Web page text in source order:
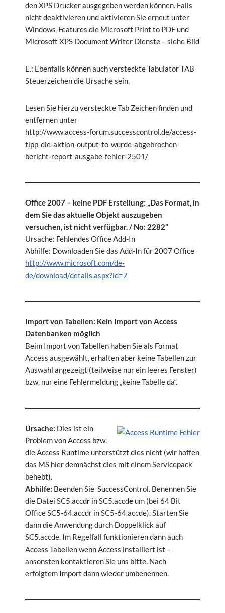
den XPS Drucker ausgegeben werden können. Falls
nicht deaktivieren und aktivieren Sie erneut unter
Windows-Features die Microsoft Print to PDF und
Microsoft XPS Document Writer Dienste – siehe Bild
E.: Ebenfalls können auch versteckte Tabulator TAB
Steuerzeichen die Ursache sein.
Lesen Sie hierzu versteckte Tab Zeichen finden und
entfernen unter
http://www.access-forum.successcontrol.de/access-
tipp-die-aktion-output-to-wurde-abgebrochen-
bericht-report-ausgabe-fehler-2501/
Office 2007 – keine PDF Erstellung: „Das Format, in
dem Sie das aktuelle Objekt auszugeben
versuchen, ist nicht verfügbar. / No: 2282“
Ursache: Fehlendes Office Add-In
Abhilfe: Downloaden Sie das Add-In für 2007 Office
http://www.microsoft.com/de-
de/download/details.aspx?id=7
Import von Tabellen: Kein Import von Access
Datenbanken möglich
Beim Import von Tabellen haben Sie als Format
Access ausgewählt, erhalten aber keine Tabellen zur
Auswahl angezeigt (teilweise nur ein leeres Fenster)
bzw. nur eine Fehlermeldung „keine Tabelle da“.
Ursache: Dies ist ein
Problem von Access bzw.
die Access Runtime unterstützt dies nicht (wir hoffen
das MS hier demnächst dies mit einem Servicepack
behebt).
Abhilfe: Beenden Sie SuccessControl. Benennen Sie
die Datei SC5.accdr in SC5.accde um (bei 64 Bit
Office SC5-64.accdr in SC5-64.accde). Starten Sie
dann die Anwendung durch Doppelklick auf
SC5.accde. Im Regelfall funktionieren dann auch
Access Tabellen wenn Access installiert ist –
ansonsten kontaktieren Sie uns bitte. Nach
erfolgtem Import dann wieder umbenennen.